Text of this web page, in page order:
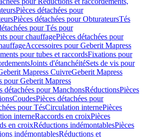
Pièces détachées pour
Pièces détachées pour ObturateursTés
pour Tés pour
pour chauffagePièces détachées pour
Accessoires pour Geberit Mapress
pour tubes et raccordsFixations pour
Joints d'étanchéitéSets de vis pour
Mapress CuivreGeberit Mapress
pour Geberit Mapress
détachées pour ManchonsRéductionsPièces
CoudesPièces détachées pour
pour TésCirculation internePièces
interneRaccords en croixPièces
en croixRéductions indémontablesPièces
indémontablesRéductions et